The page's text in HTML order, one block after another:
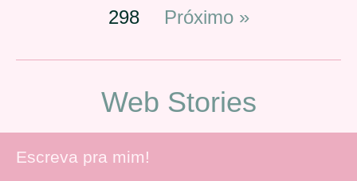
298
Próximo »
Web Stories
Escreva pra mim!